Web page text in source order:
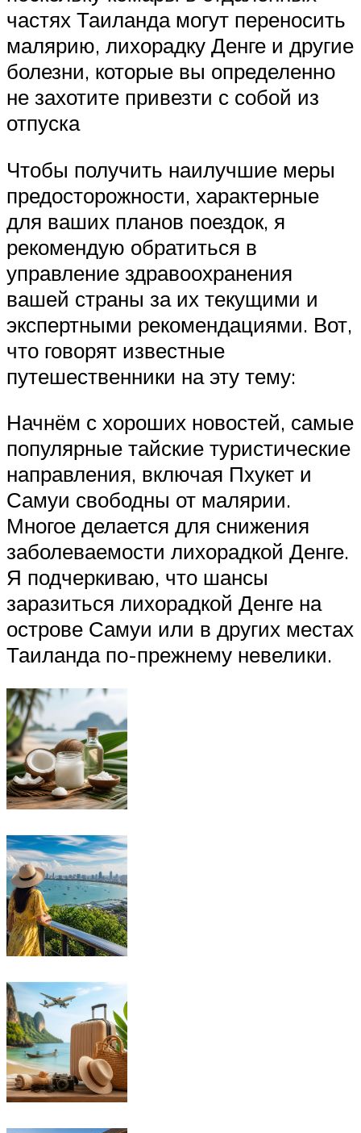
частях Таиланда могут переносить
малярию, лихорадку Денге и другие
болезни, которые вы определенно
не захотите привезти с собой из
отпуска
Чтобы получить наилучшие меры
предосторожности, характерные
для ваших планов поездок, я
рекомендую обратиться в
управление здравоохранения
вашей страны за их текущими и
экспертными рекомендациями. Вот,
что говорят известные
путешественники на эту тему:
Начнём с хороших новостей, самые
популярные тайские туристические
направления, включая Пхукет и
Самуи свободны от малярии.
Многое делается для снижения
заболеваемости лихорадкой Денге.
Я подчеркиваю, что шансы
заразиться лихорадкой Денге на
острове Самуи или в других местах
Таиланда по-прежнему невелики.